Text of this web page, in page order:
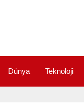
Dünya Teknoloji